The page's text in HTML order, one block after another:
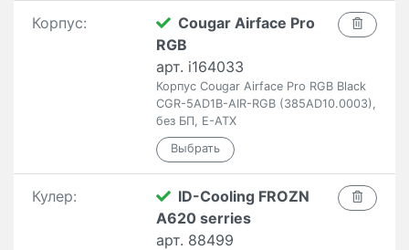
Корпус:
Cougar Airface Pro
RGB
арт. i164033
Корпус Cougar Airface Pro RGB Black
CGR-5AD1B-AIR-RGB (385AD10.0003),
без БП, E-ATX
Кулер:
ID-Cooling FROZN
A620 serries
арт. 88499